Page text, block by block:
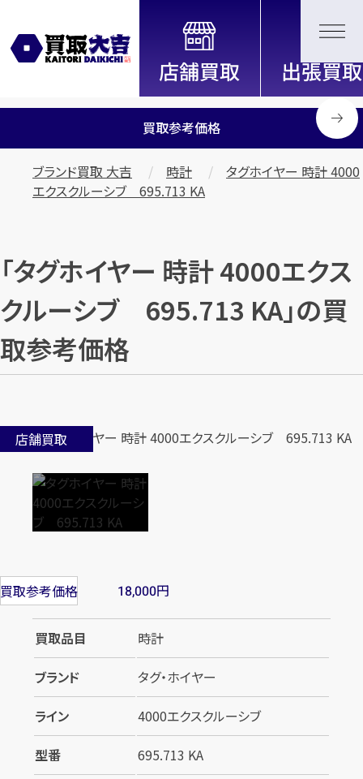
全国2200店舗以上展開中！
信頼と実績の買取専門店「買取大
吉」
買取参考価格
ブランド買取 大吉 時計
タグホイヤー 時計 4000
エクスクルーシブ 695.713 KA
「タグホイヤー 時計 4000エクス
クルーシブ 695.713 KA」の買
取参考価格
店舗買取
買取参考価格 18,000円
買取品目
時計
ブランド
タグ・ホイヤー
ライン
4000エクスクルーシブ
型番
695.713 KA